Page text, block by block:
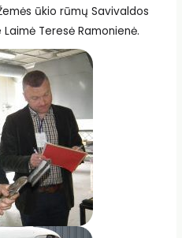
ūkio rūmų Savivaldos
Teresė Ramonienė.